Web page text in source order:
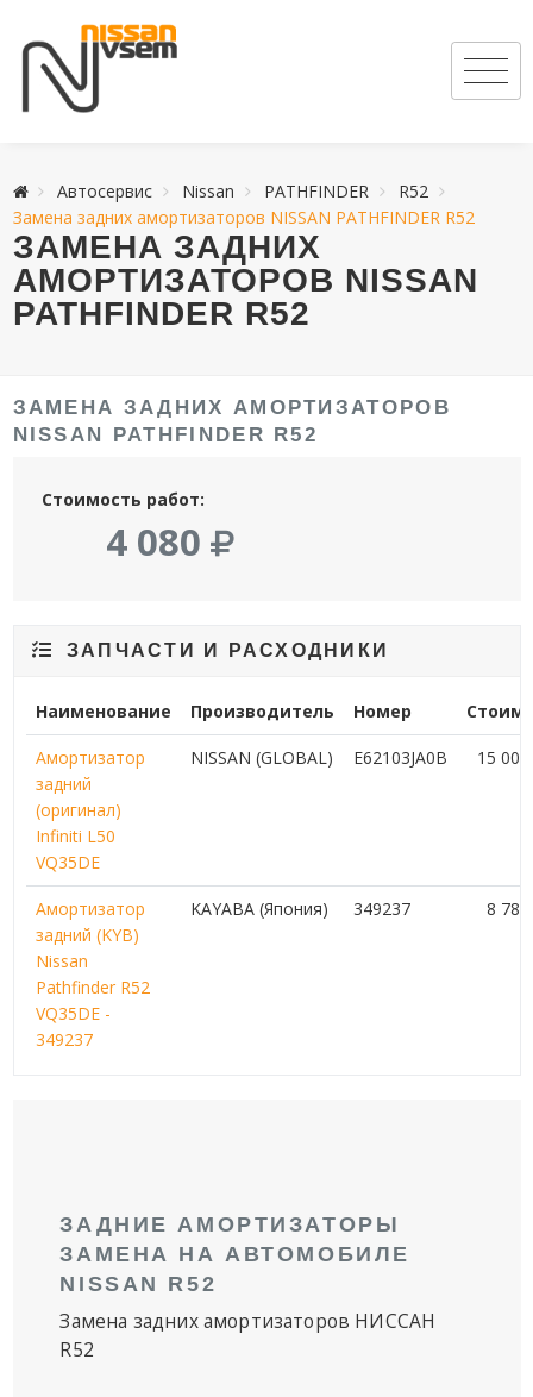
Автосервис Nissan PATHFINDER
R52
Замена задних амортизаторов NISSAN PATHFINDER R52
ЗАМЕНА ЗАДНИХ
АМОРТИЗАТОРОВ NISSAN
PATHFINDER R52
ЗАМЕНА ЗАДНИХ АМОРТИЗАТОРОВ
NISSAN PATHFINDER R52
Стоимость работ:
4 080
ЗАПЧАСТИ И РАСХОДНИКИ
Наименование Производитель Номер
Амортизатор
задний
(оригинал)
Infiniti L50
VQ35DE
NISSAN (GLOBAL) E62103JA0B 15 000
Амортизатор
задний (KYB)
Nissan
Pathfinder R52
VQ35DE -
349237
KAYABA (Япония) 349237 8 780
ЗАДНИЕ АМОРТИЗАТОРЫ
ЗАМЕНА НА АВТОМОБИЛЕ
NISSAN R52
Замена задних амортизаторов НИССАН
R52